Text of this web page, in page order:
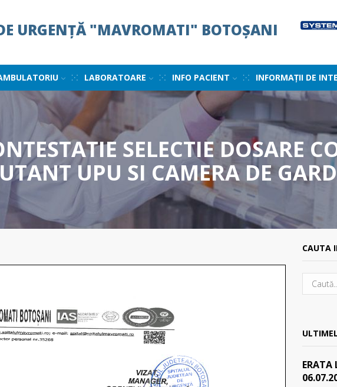
URGENȚĂ "MAVROMATI" BOTOȘANI
LABORATOARE INFO PACIENT INFORMAȚII DE
SELECTIE DOSARE
UPU SI CAMERA DE
CAUTA